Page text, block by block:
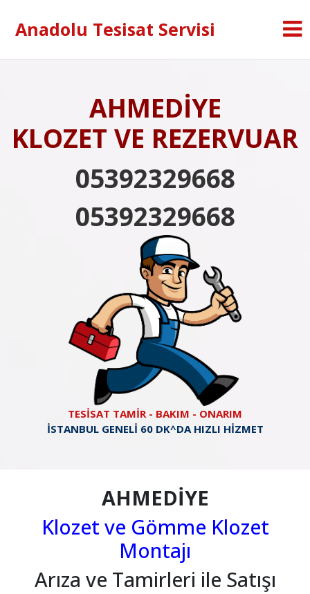
Anadolu Tesisat Servisi
AHMEDİYE
KLOZET VE REZERVUAR
05392329668
05392329668
TESİSAT TAMİR - BAKIM - ONARIM
İSTANBUL GENELİ 60 DK^DA HIZLI HİZMET
AHMEDİYE
Klozet ve Gömme Klozet
Montajı
Arıza ve Tamirleri ile Satışı